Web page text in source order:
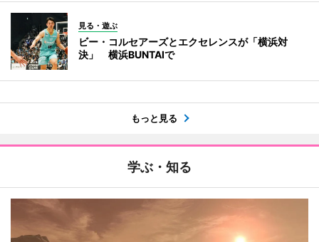
見る・遊ぶ
ビー・コルセアーズとエクセレンスが「横浜対
決」 横浜BUNTAIで
もっと見る
学ぶ・知る